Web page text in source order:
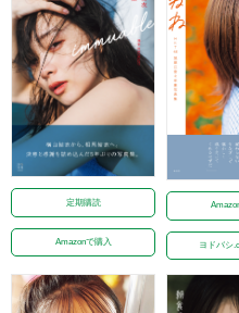
定期購読
Amazonで購入 ヨドバシ